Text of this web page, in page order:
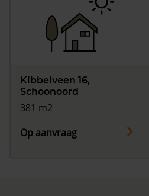
Kibbelveen 16,
Schoonoord
381 m2
Op aanvraag